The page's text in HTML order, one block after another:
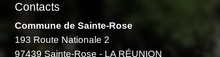
Contacts
Commune de Sainte-Rose
193 Route Nationale 2
97439 Sainte-Rose - LA RÉUNION